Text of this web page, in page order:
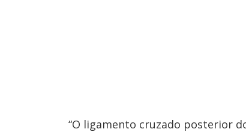
“O ligamento cruzado posterior